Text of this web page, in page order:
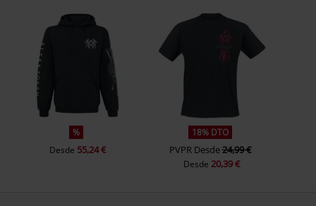
%
Desde55,24 €
18% DTO
PVPRDesde24,99 €
Desde20,39 €